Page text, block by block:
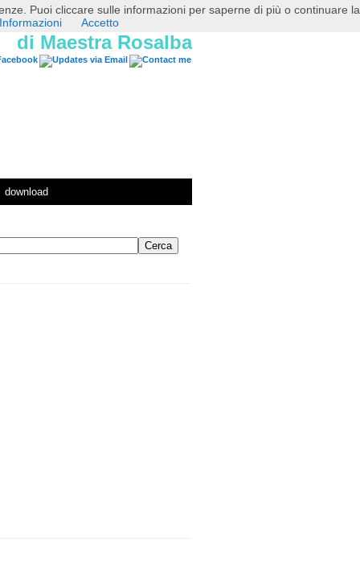
di Maestra Rosalba
download
Puoi cliccare sulle informazioni per saperne di più o continuare la
Accetto